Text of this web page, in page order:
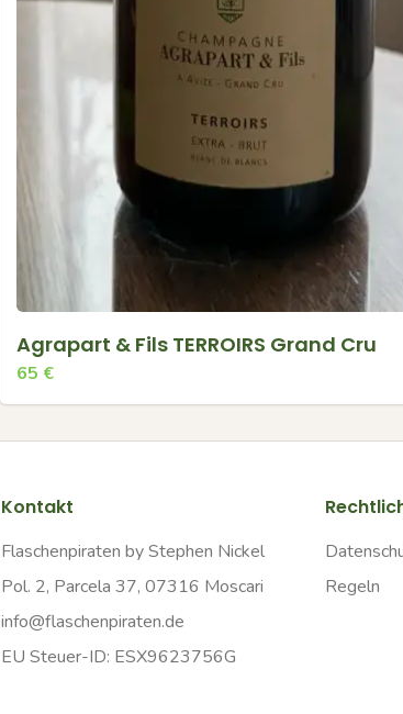
Agrapart & Fils TERROIRS Grand Cru
65 €
Kontakt
Flaschenpiraten by Stephen Nickel
Pol. 2, Parcela 37, 07316 Moscari
info@flaschenpiraten.de
EU Steuer-ID: ESX9623756G
Regeln